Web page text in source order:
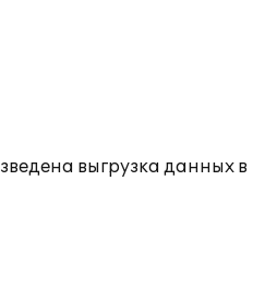
выгрузка данных в